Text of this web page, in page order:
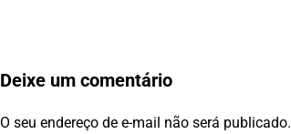
Deixe um comentário
O seu endereço de e-mail não será publicado.